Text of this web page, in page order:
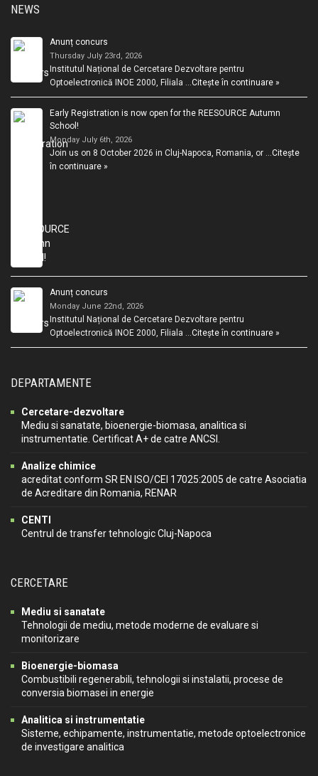
NEWS
Anunț concurs
Thursday July 23rd, 2026
Institutul Național de Cercetare Dezvoltare pentru
Optoelectronică INOE 2000, Filiala …Citește în continuare »
Early Registration is now open for the REESOURCE Autumn
School!
Monday July 6th, 2026
Join us on 8 October 2026 in Cluj-Napoca, Romania, or …Citește
în continuare »
Anunț concurs
Monday June 22nd, 2026
Institutul Național de Cercetare Dezvoltare pentru
Optoelectronică INOE 2000, Filiala …Citește în continuare »
DEPARTAMENTE
Cercetare-dezvoltare
Mediu si sanatate, bioenergie-biomasa, analitica si
instrumentatie. Certificat A+ de catre ANCSI.
Analize chimice
acreditat conform SR EN ISO/CEI 17025:2005 de catre Asociatia
de Acreditare din Romania, RENAR
CENTI
Centrul de transfer tehnologic Cluj-Napoca
CERCETARE
Mediu si sanatate
Tehnologii de mediu, metode moderne de evaluare si
monitorizare
Bioenergie-biomasa
Combustibili regenerabili, tehnologii si instalatii, procese de
conversia biomasei in energie
Analitica si instrumentatie
Sisteme, echipamente, instrumentatie, metode optoelectronice
de investigare analitica